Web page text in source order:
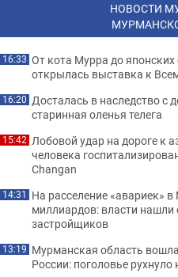
НОВОСТИ
16:33 От кота Мурра до
открылась выставка к
16:20 Досталась в наследство с
старинная оленья телега
15:42 Лобовой удар на дороге к
человека
Changan
14:31 На расселение «авариек»
миллиардов: власти нашли
застройщиков
13:19 Мурманская область
России: поголовье рухнуло